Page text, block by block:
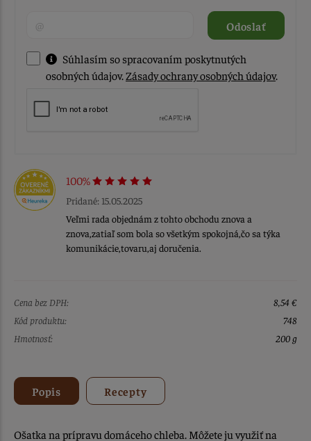
Odoslať
Súhlasím so spracovaním poskytnutých
osobných údajov. Zásady ochrany osobných údajov.
100%
Pridané: 15.05.2025
Veľmi rada objednám z tohto obchodu znova a
znova,zatiaľ som bola so všetkým spokojná,čo sa týka
komunikácie,tovaru,aj doručenia.
Cena bez DPH:
8,54 €
Kód produktu:
748
Hmotnosť:
200 g
Popis Recepty
Ošatka na prípravu domáceho chleba. Môžete ju využiť na